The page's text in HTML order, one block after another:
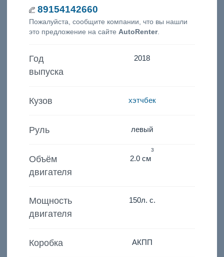
89154142660
Пожалуйста, сообщите компании, что вы нашли
это предложение на сайте AutoRenter.
Год
выпуска
2018
Кузов хэтчбек
Руль левый
Объём
двигателя
2.0 см
3
Мощность
двигателя
150л. с.
Коробка АКПП